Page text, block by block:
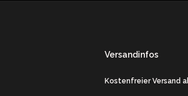
Versandinfos
Kostenfreier Versand